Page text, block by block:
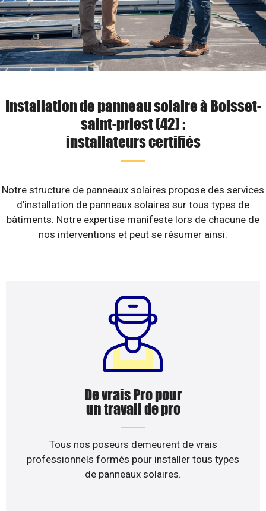
Installation de panneau solaire à Boisset-
saint-priest (42) :
installateurs certifiés
Notre structure de panneaux solaires propose des services
d’installation de panneaux solaires sur tous types de
bâtiments. Notre expertise manifeste lors de chacune de
nos interventions et peut se résumer ainsi.
De vrais Pro pour
un travail de pro
Tous nos poseurs demeurent de vrais
professionnels formés pour installer tous types
de panneaux solaires.